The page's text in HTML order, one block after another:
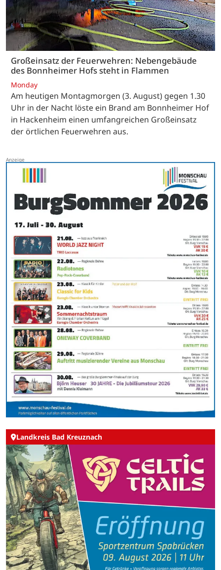
Großeinsatz der Feuerwehren: Nebengebäude
des Bonnheimer Hofs steht in Flammen
Monday
Am heutigen Montagmorgen (3. August) gegen 1.30
Uhr in der Nacht löste ein Brand am Bonnheimer Hof
in Hackenheim einen umfangreichen Großeinsatz
der örtlichen Feuerwehren aus.
Landkreis Bad Kreuznach